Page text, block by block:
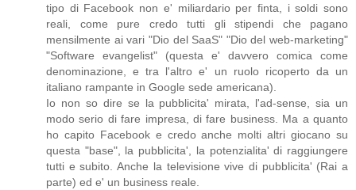
tipo di Facebook non e' miliardario per finta, i soldi sono
reali, come pure credo tutti gli stipendi che pagano
mensilmente ai vari "Dio del SaaS" "Dio del web-marketing"
"Software evangelist" (questa e' davvero comica come
denominazione, e tra l'altro e' un ruolo ricoperto da un
italiano rampante in Google sede americana).
Io non so dire se la pubblicita' mirata, l'ad-sense, sia un
modo serio di fare impresa, di fare business. Ma a quanto
ho capito Facebook e credo anche molti altri giocano su
questa "base", la pubblicita', la potenzialita' di raggiungere
tutti e subito. Anche la televisione vive di pubblicita' (Rai a
parte) ed e' un business reale.